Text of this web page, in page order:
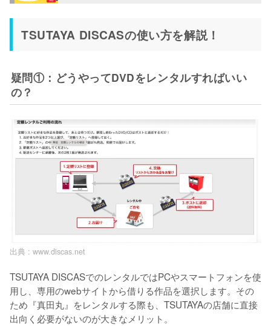
TSUTAYA DISCASの使い方を解説！
疑問①：どうやってDVDをレンタルすればいい
の？
出典 : www.discas.net
TSUTAYA DISCASでのレンタルではPCやスマートフォンを使
用し、専用のwebサイトから借りる作品を選択します。その
ため『真田丸』をレンタルする際も、TSUTAYAの店舗に直接
出向く必要がないのが大きなメリット。